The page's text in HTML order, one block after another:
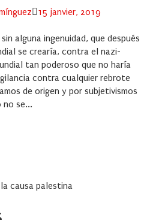
Posted
15 janvier, 2019
alguna ingenuidad, que después
se crearía, contra el nazi-
tan poderoso que no haría
contra cualquier rebrote
de origen y por subjetivismos
no se...
causa palestina